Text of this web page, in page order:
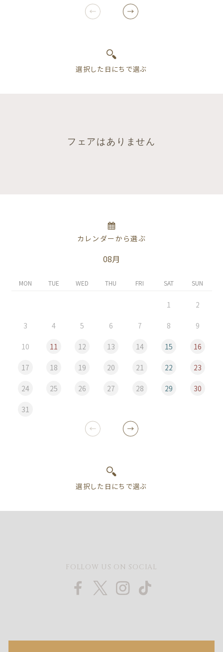
フェアはありません
カレンダーから選ぶ
08月
MON TUE WED THU FRI SAT SUN
1 2
3 4 5 6 7 8 9
10 11 12 13 14 15 16
17 18 19 20 21 22 23
24 25 26 27 28 29 30
31
FOLLOW US ON SOCIAL